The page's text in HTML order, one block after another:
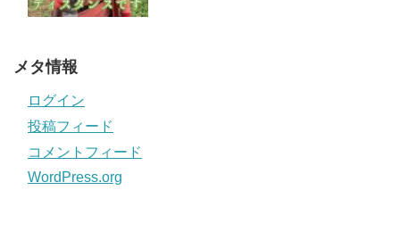
メタ情報
ログイン
投稿フィード
コメントフィード
WordPress.org